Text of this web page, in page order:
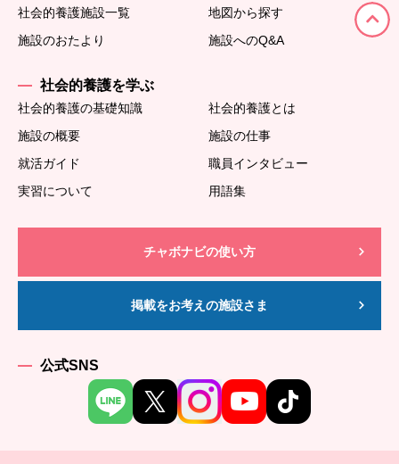
社会的養護施設一覧
地図から探す
施設のおたより
施設へのQ&A
社会的養護を学ぶ
社会的養護の基礎知識
社会的養護とは
施設の概要
施設の仕事
就活ガイド
職員インタビュー
実習について
用語集
チャボナビの使い方
掲載をお考えの施設さま
公式SNS